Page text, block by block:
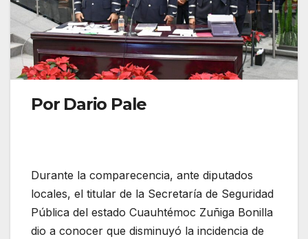
Por Dario Pale
Durante la comparecencia, ante diputados
locales, el titular de la Secretaría de Seguridad
Pública del estado Cuauhtémoc Zuñiga Bonilla
dio a conocer que disminuyó la incidencia de